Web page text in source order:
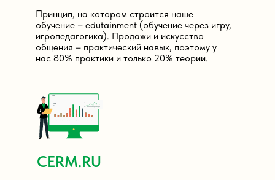
Принцип, на котором строится наше
обучение – edutainment (обучение через игру,
игропедагогика). Продажи и искусство
общения – практический навык, поэтому у
нас 80% практики и только 20% теории.
CERM.RU